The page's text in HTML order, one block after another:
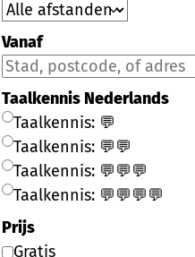
Vanaf
Taalkennis Nederlands
Taalkennis: 💬
Taalkennis: 💬💬
Taalkennis: 💬💬💬
Taalkennis: 💬💬💬💬
Prijs
Gratis